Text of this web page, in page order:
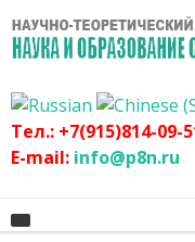
Тел.: +7(915)814-09-
E-mail: info@p8n.ru